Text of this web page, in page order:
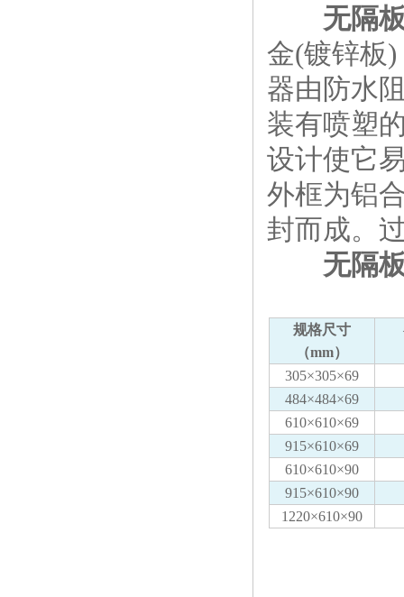
无隔
金(镀锌板
器由防水
装有喷塑
设计使它
外框为铝
封而成。
无隔
规格尺寸
（mm）
305×305×69
484×484×69
610×610×69
915×610×69
610×610×90
915×610×90
1220×610×90